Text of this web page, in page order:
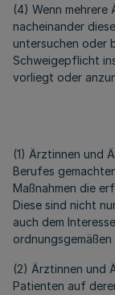
(4) Wenn
nacheinander
untersuchen oder
Schweigepflicht
vorliegt oder
(1) Ärztinnen und
Berufes
Maßnahmen die
Diese sind nicht
auch dem
(2) Ärztinnen und
Patienten auf